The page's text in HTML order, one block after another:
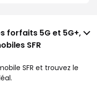
forfaits 5G et 5G+,
SFR
SFR et trouvez le